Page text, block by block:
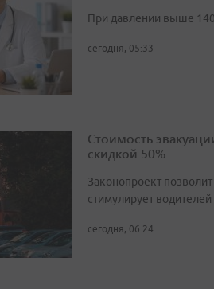
При давлении выше
сегодня, 05:33
Стоимость
скидкой 50%
Законопроект
стимулирует
сегодня, 06:24